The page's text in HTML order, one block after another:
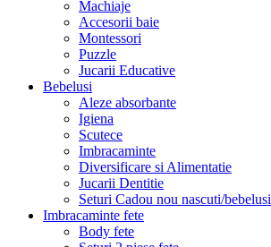
Machiaje
Accesorii baie
Montessori
Puzzle
Jucarii Educative
Bebelusi
Aleze absorbante
Igiena
Scutece
Imbracaminte
Diversificare si Alimentatie
Jucarii Dentitie
Seturi Cadou nou nascuti/bebelusi
Imbracaminte fete
Body fete